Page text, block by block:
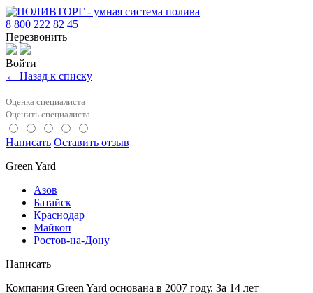
8 800 222 82 45
Перезвонить
Войти
← Назад к списку
Оценка специалиста
Оценить специалиста
Написать Оставить отзыв
Green Yard
Азов
Батайск
Краснодар
Майкоп
Ростов-на-Дону
Написать
Компания Green Yard основана в 2007 году. За 14 лет